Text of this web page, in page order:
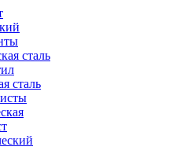
сталь
сталь